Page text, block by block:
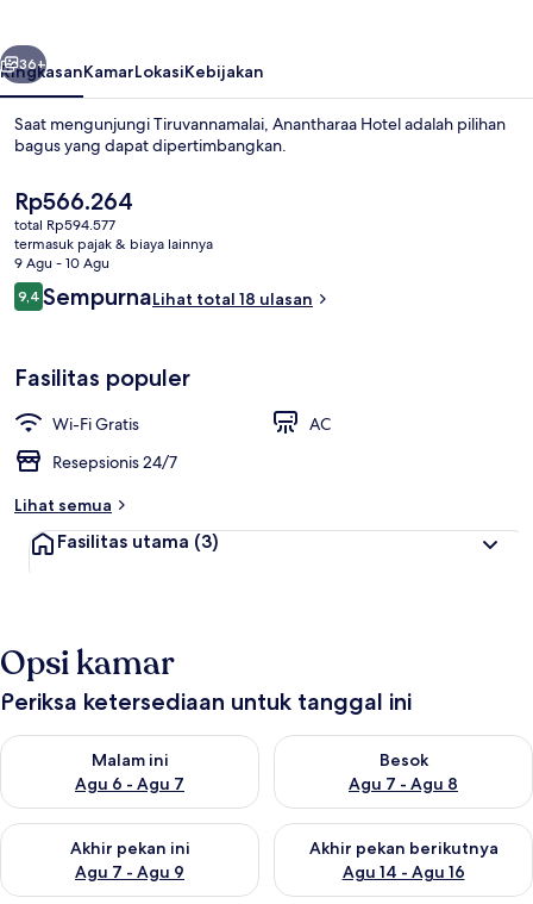
Berikutnya
36+
RingkasanKamarLokasiKebijakan
Saat mengunjungi Tiruvannamalai, Anantharaa Hotel adalah pilihan
bagus yang dapat dipertimbangkan.
Harga
saat
ini
Rp566.264
Rp566.264
total Rp594.577
termasuk pajak & biaya lainnya
9 Agu - 10 Agu
Ulasan
9,49,4 dari 10
SempurnaLihat total 18 ulasan
Fasilitas populer
Wi-Fi Gratis
AC
Resepsionis 24/7
Lihat semua
Fasilitas utama (3)
Opsi kamar
Periksa ketersediaan untuk tanggal ini
Malam ini
Agu 6 - Agu 7
Periksa ketersediaan untuk malam ini Agu 6 - Agu 7
Besok
Agu 7 - Agu 8
Periksa ketersediaan untuk
Akhir pekan ini
Agu 7 - Agu 9
Periksa ketersediaan untuk akhir pekan ini Agu 7 - Agu 9
Akhir pekan berikutnya
Agu 14 - Agu 16
Periksa ketersediaan untuk